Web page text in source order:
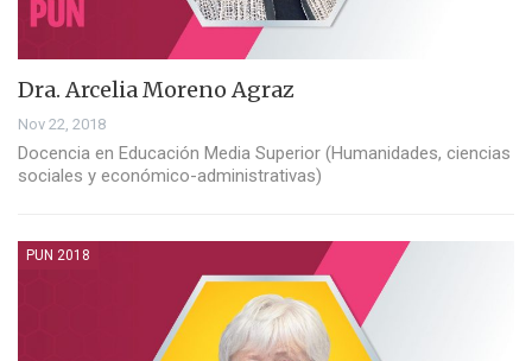
Dra. Arcelia Moreno Agraz
Nov 22, 2018
Docencia en Educación Media Superior (Humanidades, ciencias
sociales y económico-administrativas)
PUN 2018